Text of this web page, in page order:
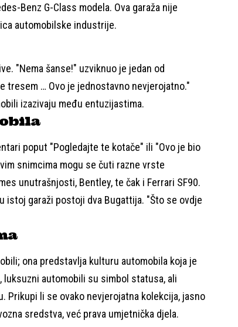
Benz G-Class modela. Ova garaža nije
automobilske industrije.
"Nema šanse!" uzviknuo je jedan od
tresem … Ovo je jednostavno nevjerojatno."
izazivaju među entuzijastima.
poput "Pogledajte te kotače" ili "Ovo je bio
snimcima mogu se čuti razne vrste
unutrašnjosti, Bentley, te čak i Ferrari SF90.
istoj garaži postoji dva Bugattija. "Što se ovdje
ona predstavlja kulturu automobila koja je
automobili su simbol statusa, ali
li se ovako nevjerojatna kolekcija, jasno
sredstva, već prava umjetnička djela.